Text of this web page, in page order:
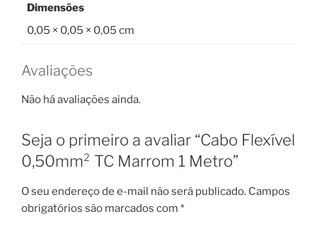
Dimensões
0,05 × 0,05 × 0,05 cm
Avaliações
Não há avaliações ainda.
Seja o primeiro a avaliar “Cabo Flexível
0,50mm² TC Marrom 1 Metro”
O seu endereço de e-mail não será publicado. Campos
obrigatórios são marcados com *